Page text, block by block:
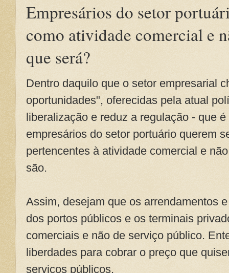
Empresários do setor
como atividade comercial e
que será?
Dentro daquilo que o setor empresarial
oportunidades", oferecidas pela atual
liberalização e reduz a regulação - que
empresários do setor portuário querem
pertencentes à atividade comercial e
são.
Assim, desejam que os arrendamentos
dos portos públicos e os terminais
comerciais e não de serviço público.
liberdades para cobrar o preço que
serviços públicos.